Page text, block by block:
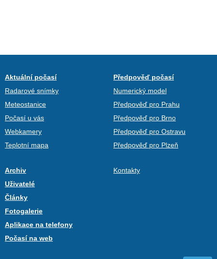
Aktuální počasí
Radarové snímky
Meteostanice
Počasí u vás
Webkamery
Teplotní mapa
Předpověď počasí
Numerický model
Předpověď pro Prahu
Předpověď pro Brno
Předpověď pro Ostravu
Předpověď pro Plzeň
Archiv
Uživatelé
Články
Fotogalerie
Aplikace na telefony
Počasí na web
Kontakty